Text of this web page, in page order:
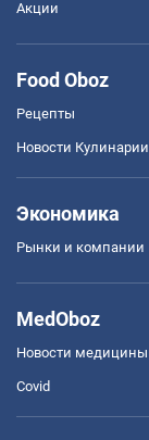
Акции
Food Oboz
Рецепты
Новости Кулинарии
Экономика
Рынки и компании
MedOboz
Новости медицины
Covid